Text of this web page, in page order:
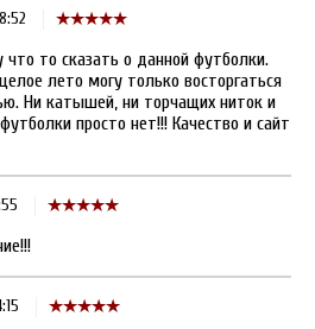
что то сказать о данной футболки.
лето могу только восторгаться
Ни катышей, ни торчащих ниток и
просто нет!!! Качество и сайт